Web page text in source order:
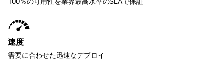
速度
需要に合わせた迅速なデプロイ